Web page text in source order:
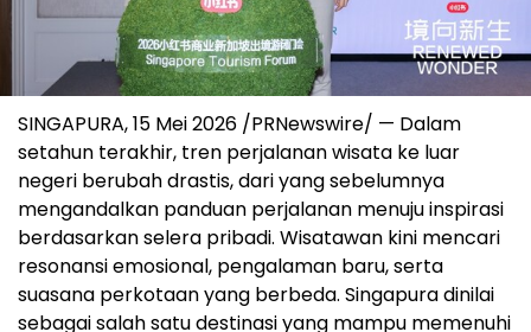
SINGAPURA, 15 Mei 2026 /PRNewswire/ — Dalam
setahun terakhir, tren perjalanan wisata ke luar
negeri berubah drastis, dari yang sebelumnya
mengandalkan panduan perjalanan menuju inspirasi
berdasarkan selera pribadi. Wisatawan kini mencari
resonansi emosional, pengalaman baru, serta
suasana perkotaan yang berbeda. Singapura dinilai
sebagai salah satu destinasi yang mampu memenuhi